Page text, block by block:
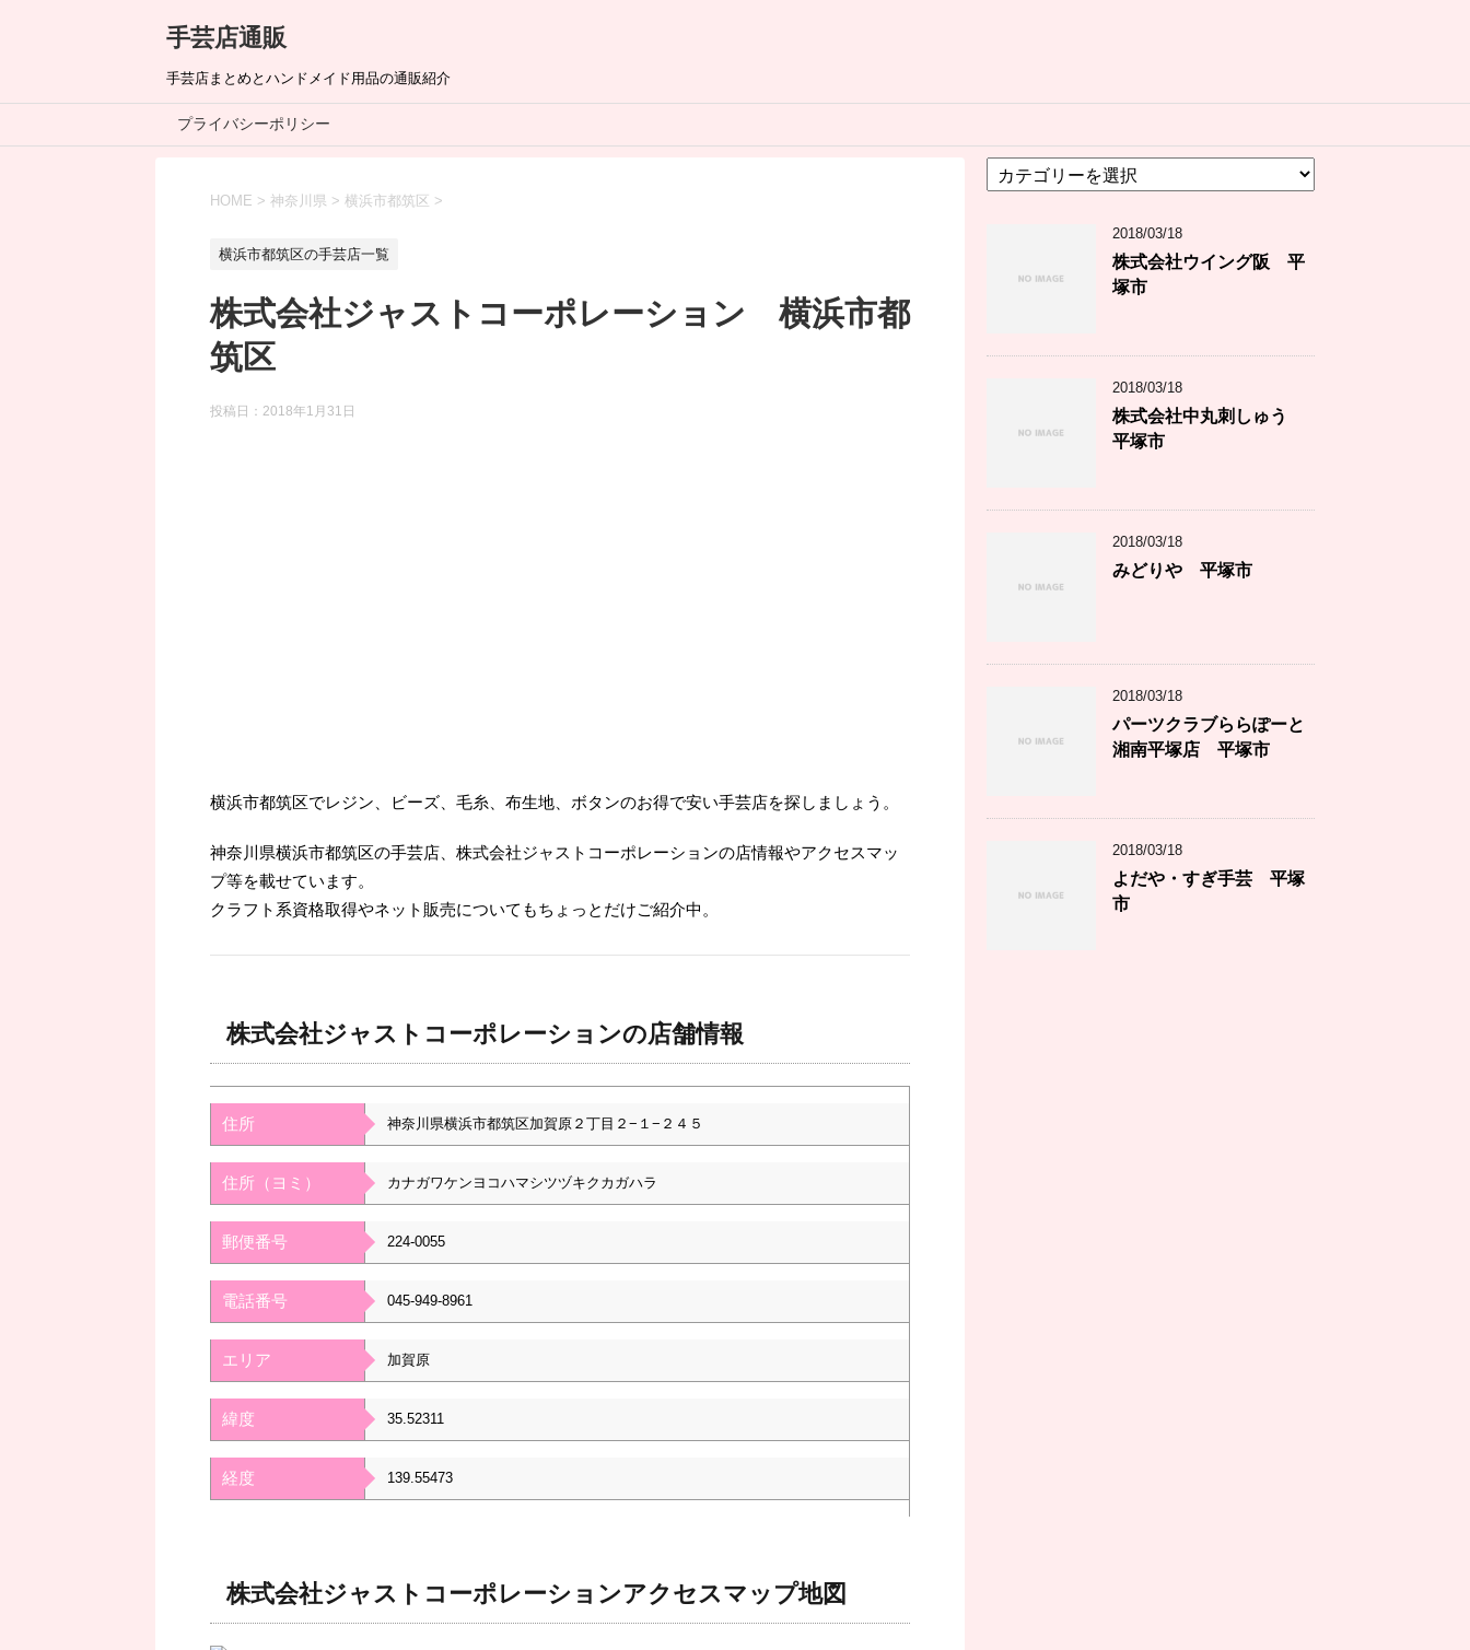
手芸店通販
手芸店まとめとハンドメイド用品の通販紹介
プライバシーポリシー
HOME > 神奈川県 > 横浜市都筑区 >
横浜市都筑区の手芸店一覧
株式会社ジャストコーポレーション 横浜市都
筑区
投稿日： 2018年1月31日
横浜市都筑区でレジン、ビーズ、毛糸、布生地、ボタンのお得で安い手芸店を探しましょう。
神奈川県横浜市都筑区の手芸店、株式会社ジャストコーポレーションの店情報やアクセスマッ
プ等を載せています。
クラフト系資格取得やネット販売についてもちょっとだけご紹介中。
株式会社ジャストコーポレーションの店舗情報
住所 神奈川県横浜市都筑区加賀原２丁目２−１−２４５
住所（ヨミ） カナガワケンヨコハマシツヅキクカガハラ
郵便番号 224-0055
電話番号 045-949-8961
エリア 加賀原
緯度 35.52311
経度 139.55473
株式会社ジャストコーポレーションアクセスマップ地図
テ
2018/03/18
株式会社ウイング阪 平
塚市
2018/03/18
株式会社中丸刺しゅう
平塚市
2018/03/18
みどりや 平塚市
2018/03/18
パーツクラブららぽーと
湘南平塚店 平塚市
2018/03/18
よだや・すぎ手芸 平塚
市